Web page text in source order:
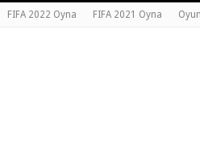
FIFA 2022 Oyna FIFA 2021 Oyna